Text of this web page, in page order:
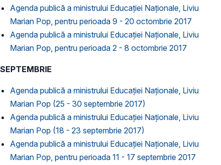
Agenda publică a ministrului Educației Naționale, Liviu
Marian Pop, pentru perioada 9 - 20 octombrie 2017
Agenda publică a ministrului Educației Naționale, Liviu
Marian Pop, pentru perioada 2 - 8 octombrie 2017
SEPTEMBRIE
Agenda publică a ministrului Educației Naționale, Liviu
Marian Pop (25 - 30 septembrie 2017)
Agenda publică a ministrului Educației Naționale, Liviu
Marian Pop (18 - 23 septembrie 2017)
Agenda publică a ministrului Educației Naționale, Liviu
Marian Pop, pentru perioada 11 - 17 septembrie 2017